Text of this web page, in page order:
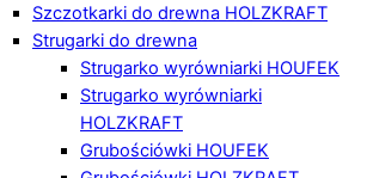
Szczotkarki do drewna HOLZKRAFT
Strugarki do drewna
Strugarko wyrówniarki HOUFEK
Strugarko wyrówniarki
HOLZKRAFT
Grubościówki HOUFEK